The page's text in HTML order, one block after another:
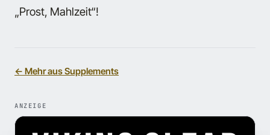
„Prost, Mahlzeit“!
← Mehr aus Supplements
ANZEIGE